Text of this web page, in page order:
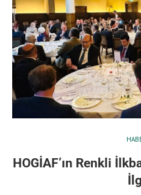
HOGİAF’ın Renkli